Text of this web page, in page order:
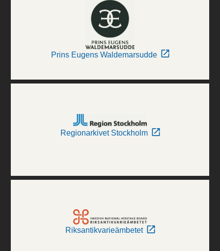
Prins Eugens Waldemarsudde
Regionarkivet Stockholm
Riksantikvarieämbetet